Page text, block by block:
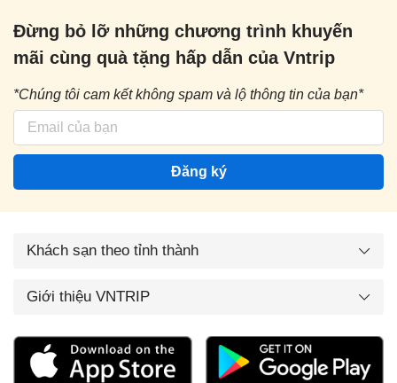
Đừng bỏ lỡ những chương trình khuyến
mãi cùng quà tặng hấp dẫn của Vntrip
*Chúng tôi cam kết không spam và lộ thông tin của bạn*
Đăng ký
Khách sạn theo tỉnh thành
Giới thiệu VNTRIP